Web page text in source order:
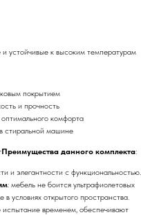
устойчивые к высоким температурам
покрытием
и прочность
комфорта
стиральной машине
Преимущества данного комплекта:
и элегантности с функциональностью.
: мебель не боится ультрафиолетовых
условиях открытого пространства.
временем, обеспечивают